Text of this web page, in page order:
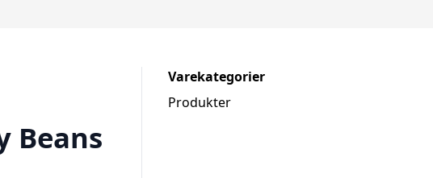
Beans
Varekategorier
Produkter